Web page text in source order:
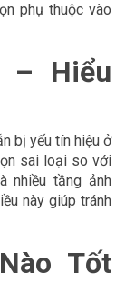
phụ thuộc vào
– Hiểu
bị yếu tín hiệu ở
sai loại so với
nhiều tầng ảnh
này giúp tránh
Tốt